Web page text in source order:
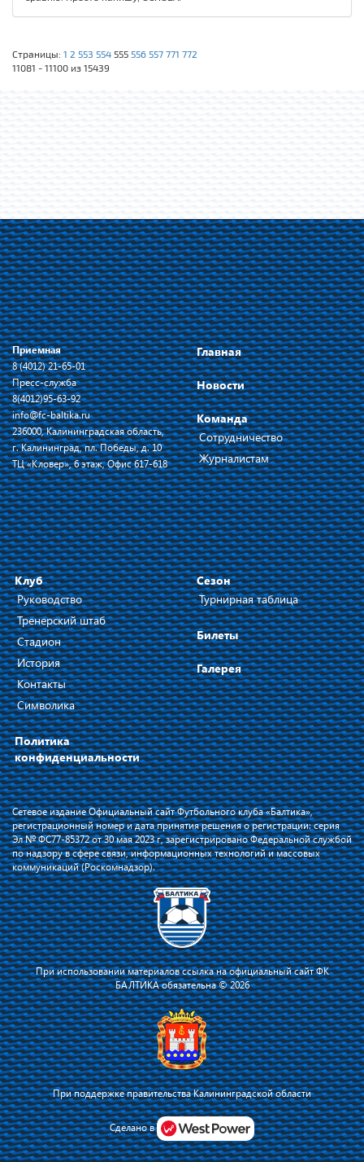
Страницы: 1 2 553 554 555 556 557 771 772
11081 - 11100 из 15439
Я соглашаюсь с тем, что владелец сайта использует файлы cookie для
повышения удобства работы на сайте и сервис Яндекс.Метрика. Оставаясь
на сайте, я соглашаюсь сполитикой их применения.
Приемная
8 (4012) 21-65-01
Пресс-служба
8(4012)95-63-92
info@fc-baltika.ru
236000, Калининградская область,
г. Калининград, пл. Победы, д. 10
ТЦ «Кловер», 6 этаж, Офис 617-618
Главная
Новости
Команда
Сотрудничество
Журналистам
Клуб
Руководство
Тренерский штаб
Стадион
История
Контакты
Символика
Политика
конфиденциальности
Сезон
Турнирная таблица
Билеты
Галерея
Сетевое издание Официальный сайт Футбольного клуба «Балтика»,
регистрационный номер и дата принятия решения о регистрации: серия
Эл № ФС77-85372 от 30 мая 2023 г, зарегистрировано Федеральной службой
по надзору в сфере связи, информационных технологий и массовых
коммуникаций (Роскомнадзор).
При использовании материалов ссылка на официальный сайт ФК
БАЛТИКА обязательна © 2026
При поддержке правительства Калининградской области
Сделано в